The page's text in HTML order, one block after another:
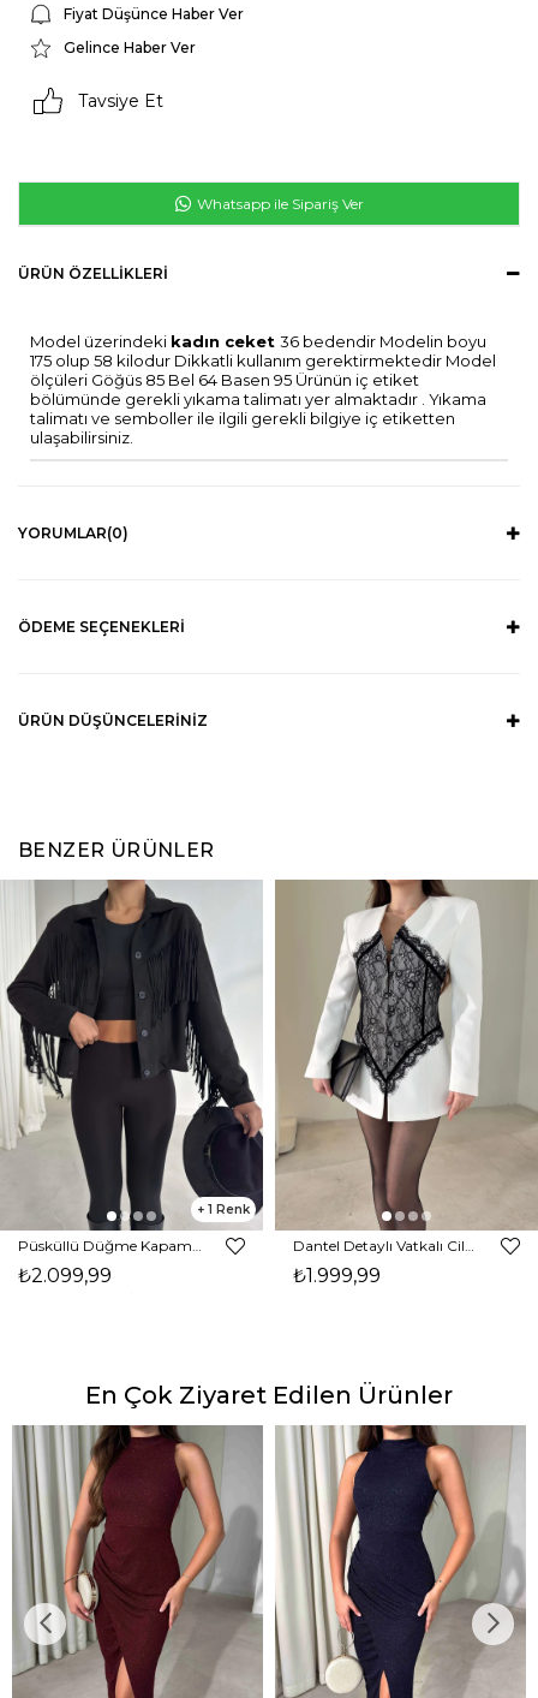
Fiyat Düşünce Haber Ver
Gelince Haber Ver
Tavsiye Et
Whatsapp ile Sipariş Ver
ÜRÜN ÖZELLIKLERI
Model üzerindeki kadın ceket 36 bedendir Modelin boyu
175 olup 58 kilodur Dikkatli kullanım gerektirmektedir Model
ölçüleri Göğüs 85 Bel 64 Basen 95 Ürünün iç etiket
bölümünde gerekli yıkama talimatı yer almaktadır . Yıkama
talimatı ve semboller ile ilgili gerekli bilgiye iç etiketten
ulaşabilirsiniz.
YORUMLAR(0)
ÖDEME SEÇENEKLERI
ÜRÜN DÜŞÜNCELERINIZ
BENZER ÜRÜNLER
1
₺2.099,99 ₺1.999,99
En Çok Ziyaret Edilen Ürünler